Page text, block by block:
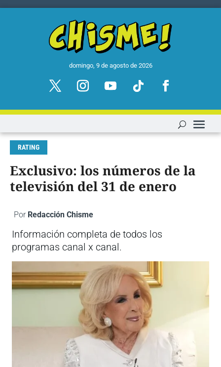
domingo, 9 de agosto de 2026
RATING
Exclusivo: los números de la
televisión del 31 de enero
Por Redacción Chisme
Información completa de todos los
programas canal x canal.